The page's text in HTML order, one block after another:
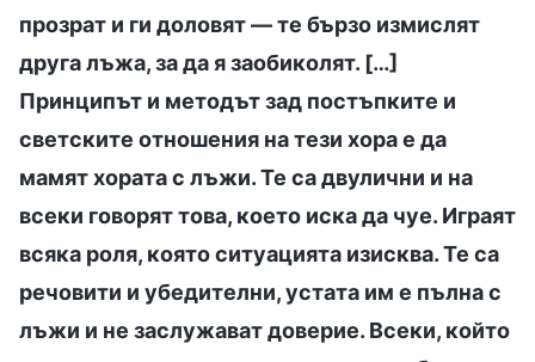
прозрат и ги доловят — те бързо измислят
друга лъжа, за да я заобиколят. […]
Принципът и методът зад постъпките и
светските отношения на тези хора е да
мамят хората с лъжи. Те са двулични и на
всеки говорят това, което иска да чуе. Играят
всяка роля, която ситуацията изисква. Те са
речовити и убедителни, устата им е пълна с
лъжи и не заслужават доверие. Всеки, който